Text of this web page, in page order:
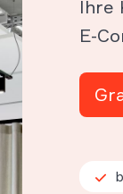
Ihre
E-